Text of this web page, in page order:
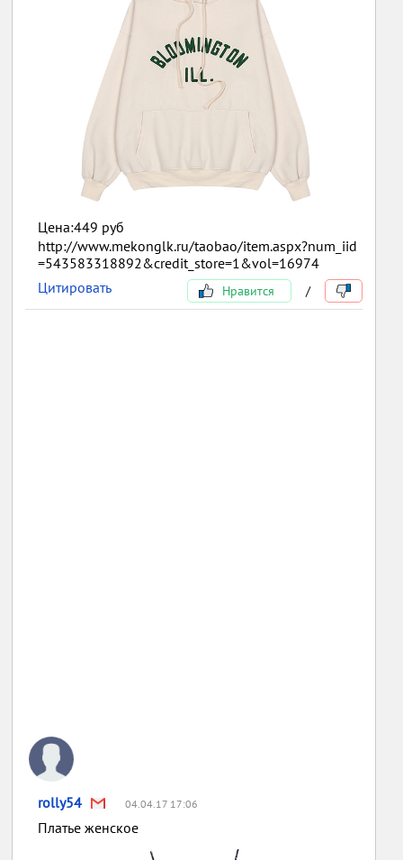
Цена:449 руб
http://www.mekonglk.ru/taobao/item.aspx?num_iid
=543583318892&credit_store=1&vol=16974
Цитировать
Нравится /
rolly54 04.04.17 17:06
Платье женское